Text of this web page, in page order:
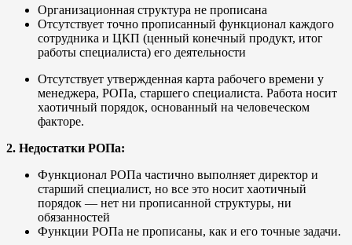
Организационная структура не прописана
Отсутствует точно прописанный функционал каждого
сотрудника и ЦКП (ценный конечный продукт, итог
работы специалиста) его деятельности
Отсутствует утвержденная карта рабочего времени у
менеджера, РОПа, старшего специалиста. Работа носит
хаотичный порядок, основанный на человеческом
факторе.
2. Недостатки РОПа:
Функционал РОПа частично выполняет директор и
старший специалист, но все это носит хаотичный
порядок — нет ни прописанной структуры, ни
обязанностей
Функции РОПа не прописаны, как и его точные задачи.